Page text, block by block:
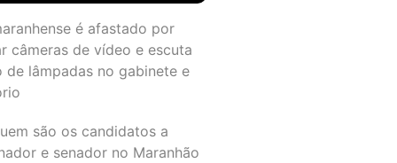
é afastado por
câmeras de vídeo e escuta
de lâmpadas no gabinete e
são os candidatos a
e senador no Maranhão